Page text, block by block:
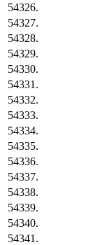
54326.
54327.
54328.
54329.
54330.
54331.
54332.
54333.
54334.
54335.
54336.
54337.
54338.
54339.
54340.
54341.